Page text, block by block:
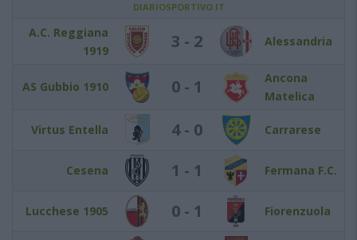
DIARIOSPORTIVO.IT
A.C. Reggiana
1919
3 - 2 Alessandria
AS Gubbio 1910 0 - 1
Ancona
Matelica
Virtus Entella 4 - 0 Carrarese
Cesena 1 - 1 Fermana F.C.
Lucchese 1905 0 - 1 Fiorenzuola